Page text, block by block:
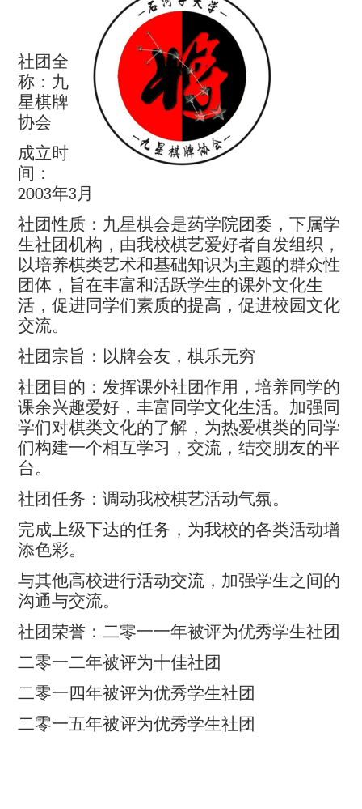
社团全
称：九
星棋牌
协会
成立时
间：
2003年3月
社团性质：九星棋会是药学院团委，下属学
生社团机构，由我校棋艺爱好者自发组织，
以培养棋类艺术和基础知识为主题的群众性
团体，旨在丰富和活跃学生的课外文化生
活，促进同学们素质的提高，促进校园文化
交流。
社团宗旨：以牌会友，棋乐无穷
社团目的：发挥课外社团作用，培养同学的
课余兴趣爱好，丰富同学文化生活。加强同
学们对棋类文化的了解，为热爱棋类的同学
们构建一个相互学习，交流，结交朋友的平
台。
社团任务：调动我校棋艺活动气氛。
完成上级下达的任务，为我校的各类活动增
添色彩。
与其他高校进行活动交流，加强学生之间的
沟通与交流。
社团荣誉：二零一一年被评为优秀学生社团
二零一二年被评为十佳社团
二零一四年被评为优秀学生社团
二零一五年被评为优秀学生社团